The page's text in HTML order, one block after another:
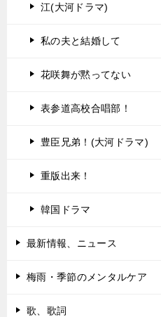
江(大河ドラマ)
私の夫と結婚して
花咲舞が黙ってない
表参道高校合唱部！
豊臣兄弟！(大河ドラマ)
重版出来！
韓国ドラマ
最新情報、ニュース
梅雨・季節のメンタルケア
歌、歌詞